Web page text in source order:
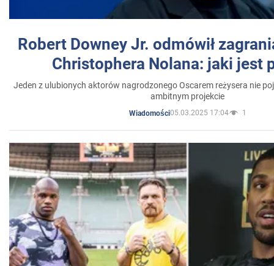
Robert Downey Jr. odmówił
Christophera Nolana: jaki jest
Jeden z ulubionych aktorów nagrodzonego Oscarem reżysera nie
ambitnym projekcie
Wiadomości05.03.2025 17:04 1